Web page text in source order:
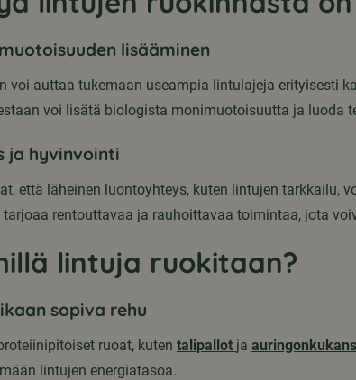
lisääminen
voi auttaa tukemaan useampia lintulajeja erityisesti
voi lisätä biologista monimuotoisuutta ja luoda
ja hyvinvointi
että läheinen luontoyhteys, kuten lintujen tarkkailu,
rentouttavaa ja rauhoittavaa toimintaa, jota
lintuja ruokitaan?
sopiva rehu
ruoat, kuten talipallot ja
lintujen energiatasoa.